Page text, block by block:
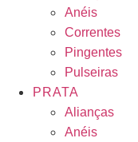
Anéis
Correntes
Pingentes
Pulseiras
PRATA
Alianças
Anéis